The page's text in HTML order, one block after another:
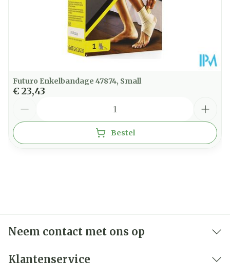
Futuro Enkelbandage 47874, Small
€ 23,43
Bestel
Neem contact met ons op
Klantenservice